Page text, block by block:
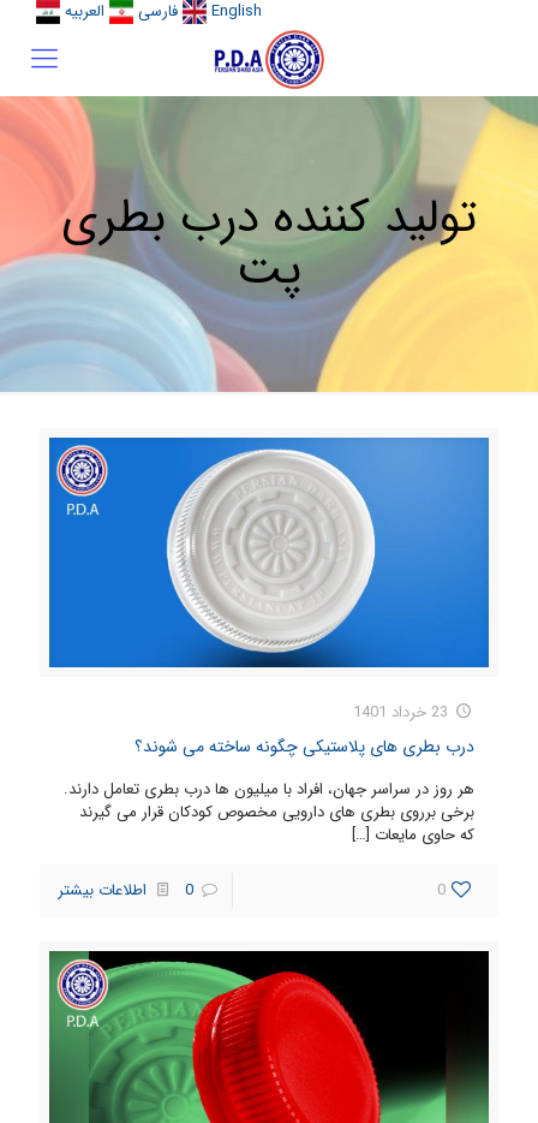
English فارسی العربیه
تولید کننده درب بطری
پت
23 خرداد 1401
درب بطری های پلاستیکی چگونه ساخته می شوند؟
هر روز در سراسر جهان، افراد با میلیون ها درب بطری تعامل دارند.
برخی برروی بطری های دارویی مخصوص کودکان قرار می گیرند
که حاوی مایعات […]
0
0 اطلاعات بیشتر